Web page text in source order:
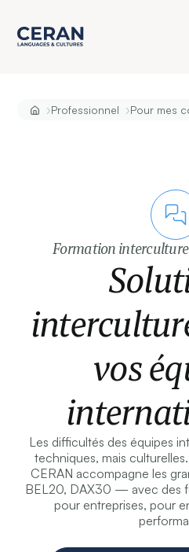
›Professionnel ›Pour mes
Formation
vos
Les difficultés des équipes
techniques, mais
CERAN accompagne les
BEL20, DAX30 — avec des
pour entreprises, pour